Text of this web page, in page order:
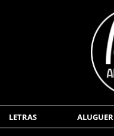
LETRAS ALUGUER